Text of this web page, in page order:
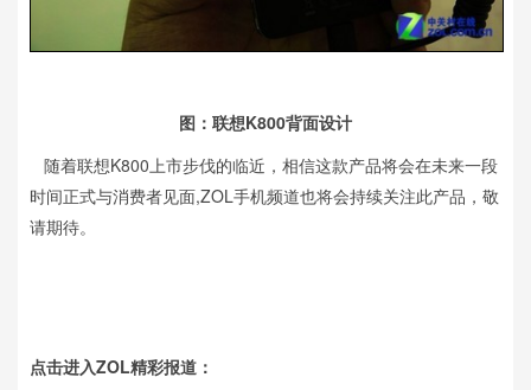
图：联想K800背面设计
随着联想K800上市步伐的临近，相信这款产品将会在未来一段
时间正式与消费者见面,ZOL手机频道也将会持续关注此产品，敬
请期待。
点击进入ZOL精彩报道：